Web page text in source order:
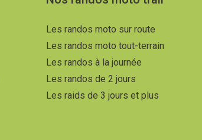
Les randos moto sur route
Les randos moto tout-terrain
Les randos à la journée
Les randos de 2 jours
Les raids de 3 jours et plus